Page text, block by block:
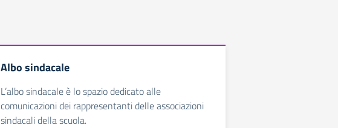
Albo sindacale
L’albo sindacale è lo spazio dedicato alle
comunicazioni dei rappresentanti delle associazioni
sindacali della scuola.